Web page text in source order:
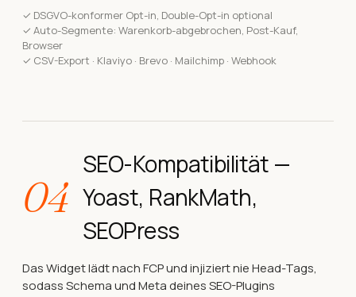
✓ DSGVO-konformer Opt-in, Double-Opt-in optional
✓ Auto-Segmente: Warenkorb-abgebrochen, Post-Kauf,
Browser
✓ CSV-Export · Klaviyo · Brevo · Mailchimp · Webhook
04
SEO-Kompatibilität —
Yoast, RankMath,
SEOPress
Das Widget lädt nach FCP und injiziert nie Head-Tags,
sodass Schema und Meta deines SEO-Plugins